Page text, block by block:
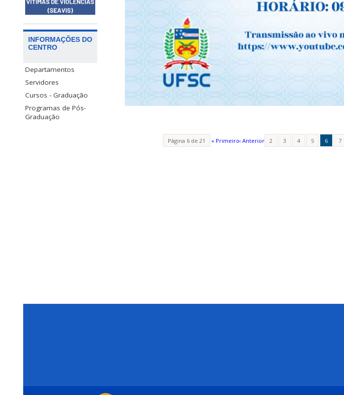
INFORMAÇÕES DO
CENTRO
Departamentos
Servidores
Cursos - Graduação
Programas de Pós-
Graduação
Página 6 de 21 « Primeiro‹ Anterior 2 3 4 5 6 7